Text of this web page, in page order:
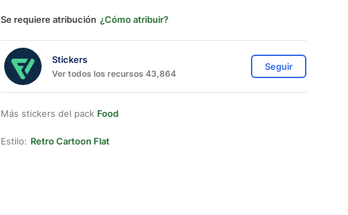
Se requiere atribución ¿Cómo atribuir?
Stickers
Ver todos los recursos 43,864
Seguir
Más stickers del pack Food
Estilo: Retro Cartoon Flat